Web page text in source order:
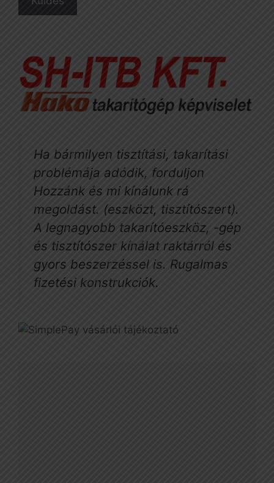
Ha bármilyen tisztítási, takarítási
problémája adódik, forduljon
Hozzánk és mi kínálunk rá
megoldást. (eszközt, tisztítószert).
A legnagyobb takarítóeszköz, -gép
és tisztítószer kínálat raktárról és
gyors beszerzéssel is. Rugalmas
fizetési konstrukciók.